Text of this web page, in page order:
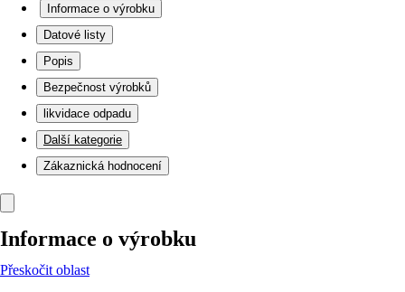
Informace o výrobku
Datové listy
Popis
Bezpečnost výrobků
likvidace odpadu
Další kategorie
Zákaznická hodnocení
Informace o výrobku
Přeskočit oblast